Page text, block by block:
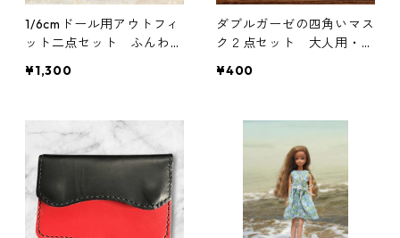
1/6cmドール用アウトフィ
ット二点セット ふんわり
セット RPGキャラ風 魔
¥1,300
ダブルガーゼの四角いマス
ク２点セット 大人用・子
¥400